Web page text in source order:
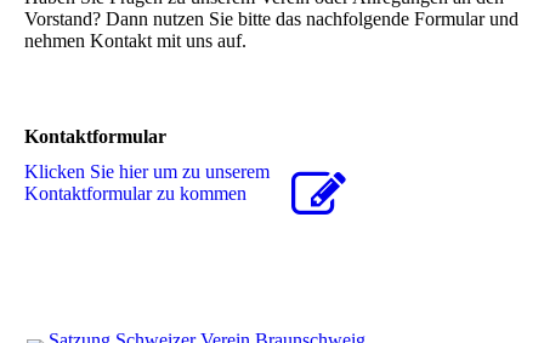
Vorstand? Dann nutzen Sie bitte das nachfolgende Formular und
nehmen Kontakt mit uns auf.
Kontaktformular
Klicken Sie hier um zu unserem
Kon­takt­for­mu­lar zu kommen